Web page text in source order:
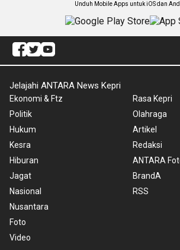
Unduh Mobile Apps untuk iOS dan
Jelajahi ANTARA News Kepri
Ekonomi & Ftz
Politik
Hukum
Kesra
Hiburan
Jagat
Nasional
Nusantara
Foto
Video
Rasa Kepri
Olahraga
Artikel
Redaksi
ANTARA
BrandA
RSS